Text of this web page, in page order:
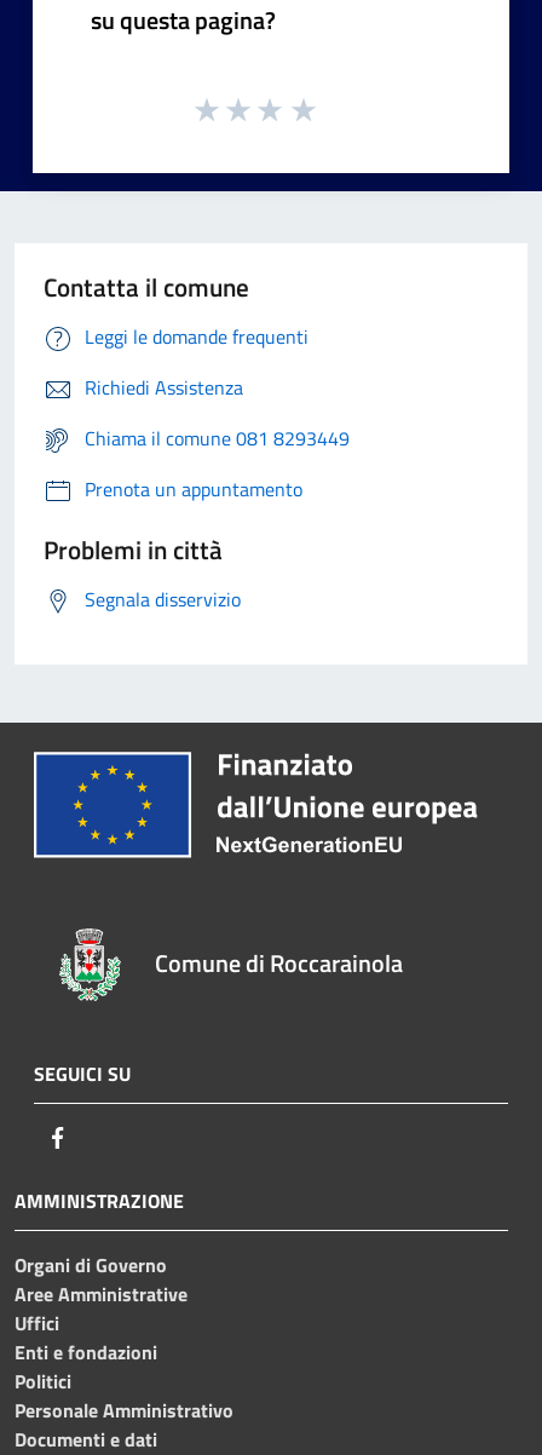
su questa pagina?
Contatta il comune
Leggi le domande frequenti
Richiedi Assistenza
Chiama il comune 081 8293449
Prenota un appuntamento
Problemi in città
Segnala disservizio
Comune di Roccarainola
SEGUICI SU
AMMINISTRAZIONE
Organi di Governo
Aree Amministrative
Uffici
Enti e fondazioni
Politici
Personale Amministrativo
Documenti e dati